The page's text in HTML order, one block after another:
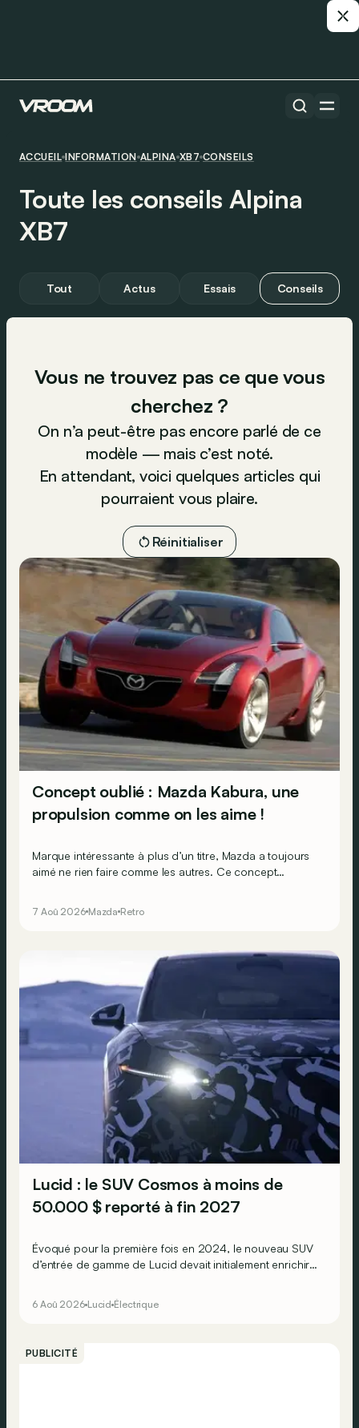
ACCUEIL INFORMATION ALPINA XB7 CONSEILS
Toute les conseils Alpina
XB7
Tout Actus Essais Conseils
Vous ne trouvez pas ce que vous
cherchez ?
On n’a peut-être pas encore parlé de ce
modèle — mais c’est noté.
En attendant, voici quelques articles qui
pourraient vous plaire.
Réinitialiser
Concept oublié : Mazda Kabura, une
propulsion comme on les aime !
Marque intéressante à plus d’un titre, Mazda a toujours
aimé ne rien faire comme les autres. Ce concept
7 Aoû 2026 Mazda Retro
Lucid : le SUV Cosmos à moins de
50.000 $ reporté à fin 2027
Évoqué pour la première fois en 2024, le nouveau SUV
d’entrée de gamme de Lucid devait initialement enrichir
6 Aoû 2026 Lucid Électrique
PUBLICITÉ